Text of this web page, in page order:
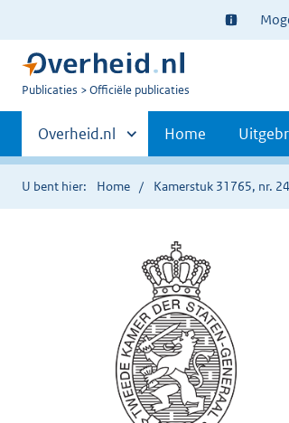
Ter
U
Publicaties Officiële publicaties
Primaire
navigatie
Andere
sites
binnen
Overheid.nl Home
U bent hier: Home Kamerstuk 31765, nr.